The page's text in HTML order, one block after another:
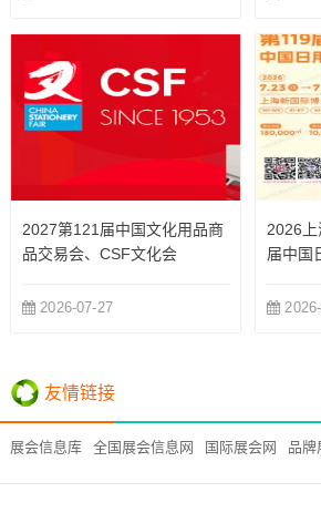
2027第121届中国文化用品商
品交易会、CSF文化会
2026-07-27
2026
届中国
友情链接
展会信息库 全国展会信息网 国际展会网 品牌